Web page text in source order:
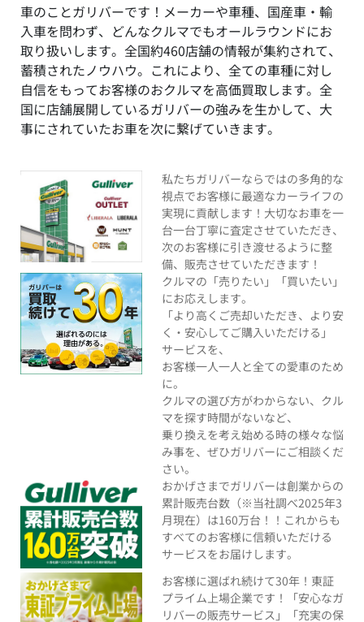
車のことガリバーです！メーカーや車種、国産車・輸
入車を問わず、どんなクルマでもオールラウンドにお
取り扱いします。全国約460店舗の情報が集約されて、
蓄積されたノウハウ。これにより、全ての車種に対し
自信をもってお客様のおクルマを高価買取します。全
国に店舗展開しているガリバーの強みを生かして、大
事にされていたお車を次に繋げていきます。
私たちガリバーならではの多角的な
視点でお客様に最適なカーライフの
実現に貢献します！大切なお車を一
台一台丁寧に査定させていただき、
次のお客様に引き渡せるように整
備、販売させていただきます！
クルマの「売りたい」「買いたい」
にお応えします。
「より高くご売却いただき、より安
く・安心してご購入いただける」
サービスを、
お客様一人一人と全ての愛車のため
に。
クルマの選び方がわからない、クル
マを探す時間がないなど、
乗り換えを考え始める時の様々な悩
み事を、ぜひガリバーにご相談くだ
さい。
おかげさまでガリバーは創業からの
累計販売台数（※当社調べ2025年3
月現在）は160万台！！これからも
すべてのお客様に信頼いただける
サービスをお届けします。
お客様に選ばれ続けて30年！東証
プライム上場企業です！「安心なガ
リバーの販売サービス」「充実の保